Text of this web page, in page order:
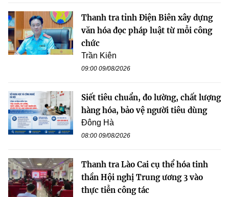
Thanh tra tỉnh Điện Biên xây dựng
văn hóa đọc pháp luật từ mỗi công
chức
Trần Kiên
09:00 09/08/2026
Siết tiêu chuẩn, đo lường, chất lượng
hàng hóa, bảo vệ người tiêu dùng
Đông Hà
08:00 09/08/2026
Thanh tra Lào Cai cụ thể hóa tinh
thần Hội nghị Trung ương 3 vào
thực tiễn công tác